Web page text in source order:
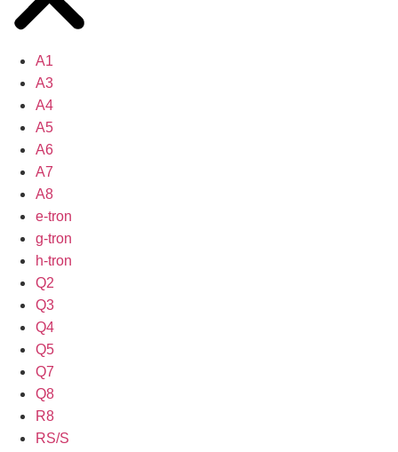
A1
A3
A4
A5
A6
A7
A8
e-tron
g-tron
h-tron
Q2
Q3
Q4
Q5
Q7
Q8
R8
RS/S